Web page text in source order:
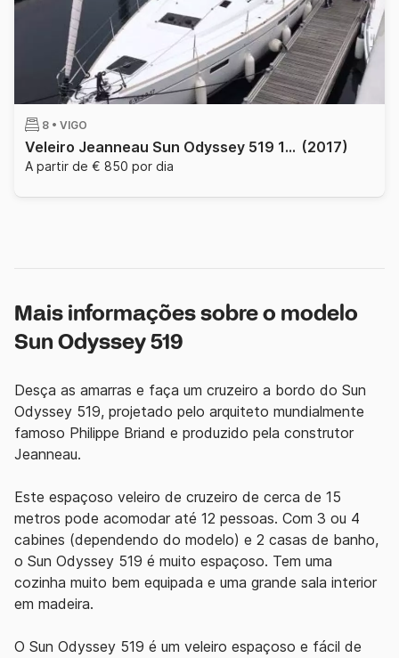
8 • VIGO
Veleiro Jeanneau Sun Odyssey 519 15.78m (2017)
A partir de € 850 por dia
Mais informações sobre o modelo
Sun Odyssey 519
Desça as amarras e faça um cruzeiro a bordo do Sun
Odyssey 519, projetado pelo arquiteto mundialmente
famoso Philippe Briand e produzido pela construtor
Jeanneau.
Este espaçoso veleiro de cruzeiro de cerca de 15
metros pode acomodar até 12 pessoas. Com 3 ou 4
cabines (dependendo do modelo) e 2 casas de banho,
o Sun Odyssey 519 é muito espaçoso. Tem uma
cozinha muito bem equipada e uma grande sala interior
em madeira.
O Sun Odyssey 519 é um veleiro espaçoso e fácil de